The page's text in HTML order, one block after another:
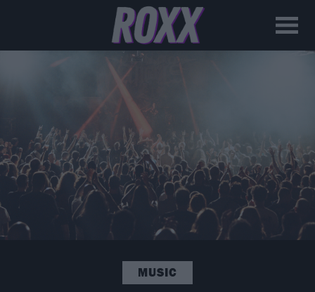
MUSIC